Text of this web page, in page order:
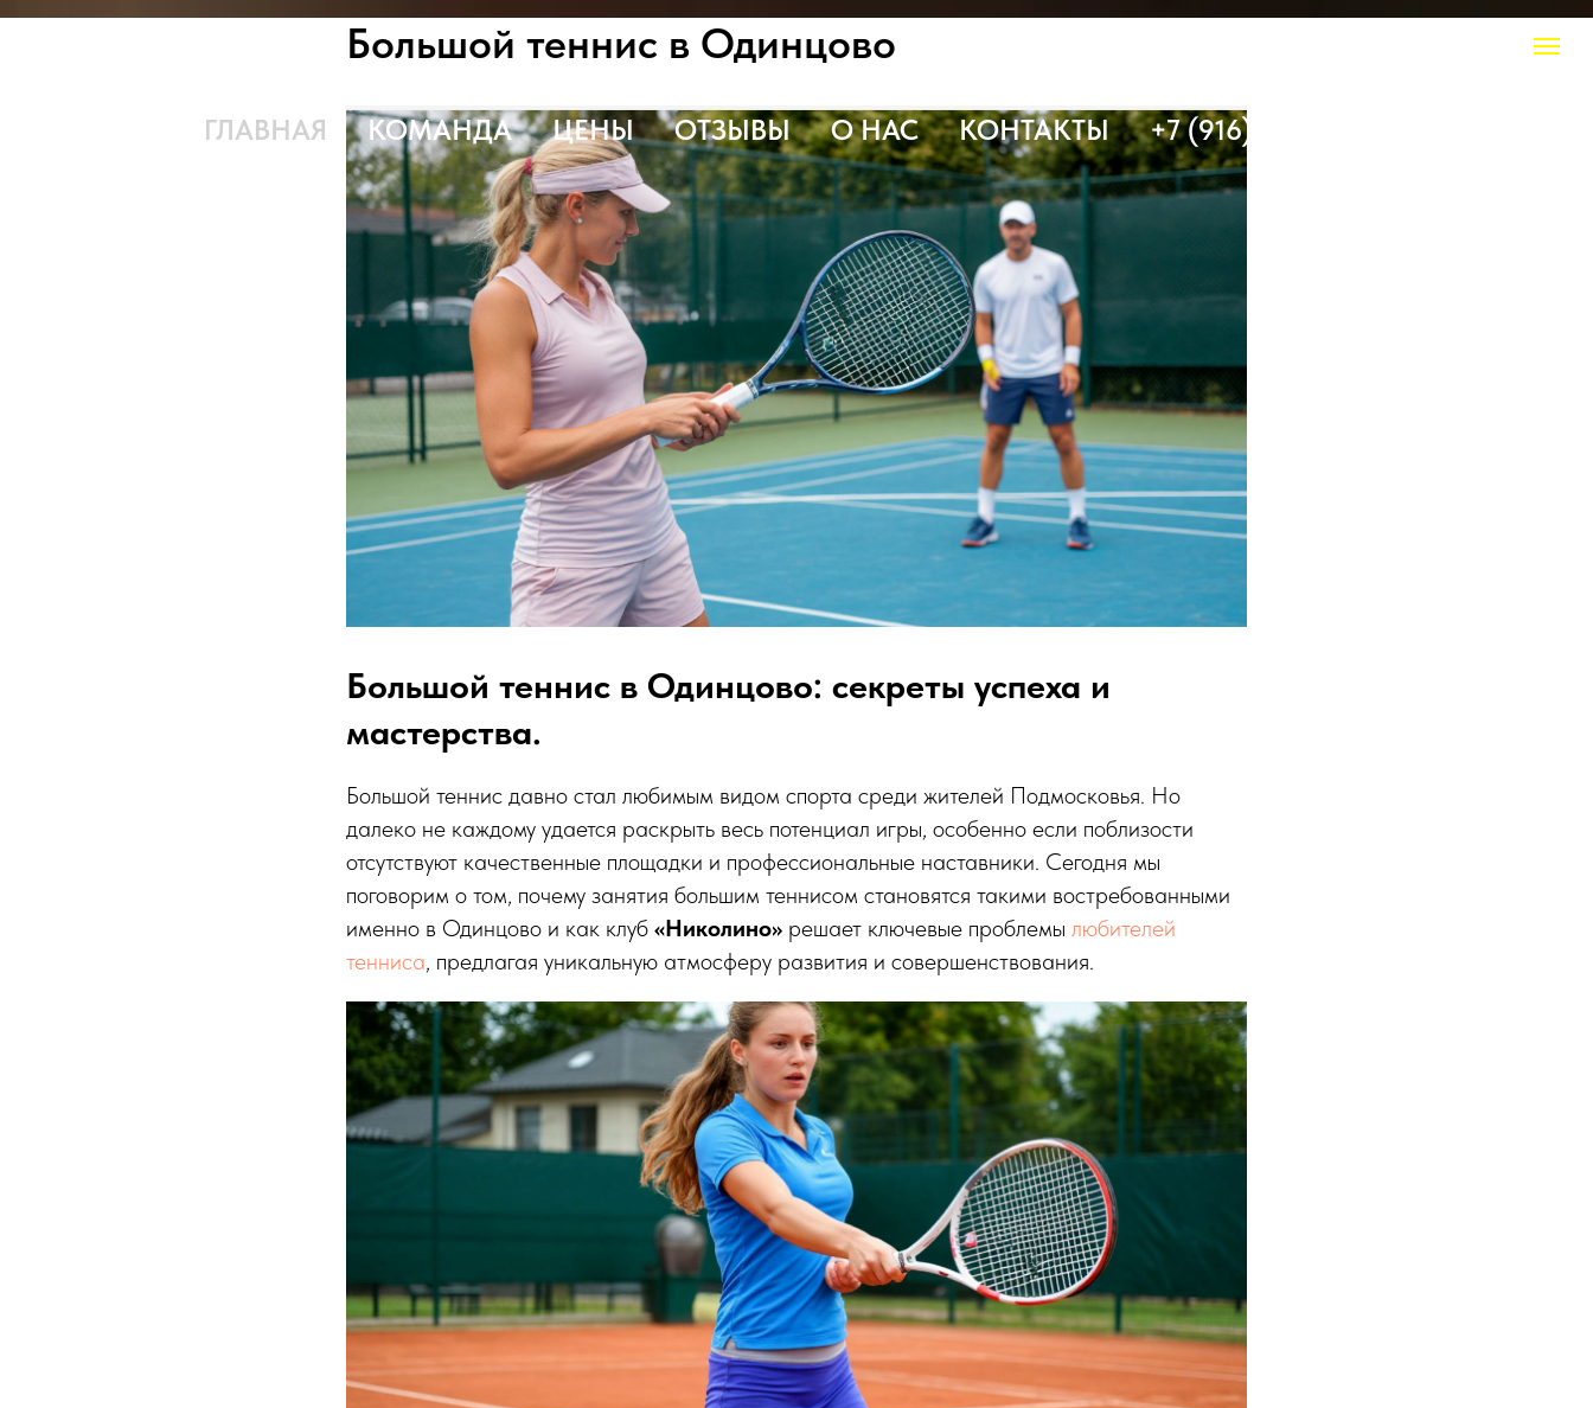
ГЛАВНАЯ КОМАНДА ЦЕНЫ ОТЗЫВЫ О НАС КОНТАКТЫ +7 (916) 308 20 50
Большой теннис в Одинцово
Большой теннис в Одинцово: секреты успеха и
мастерства.
Большой теннис давно стал любимым видом спорта среди жителей Подмосковья. Но
далеко не каждому удается раскрыть весь потенциал игры, особенно если поблизости
отсутствуют качественные площадки и профессиональные наставники. Сегодня мы
поговорим о том, почему занятия большим теннисом становятся такими востребованными
именно в Одинцово и как клуб «Николино» решает ключевые проблемы любителей
тенниса, предлагая уникальную атмосферу развития и совершенствования.